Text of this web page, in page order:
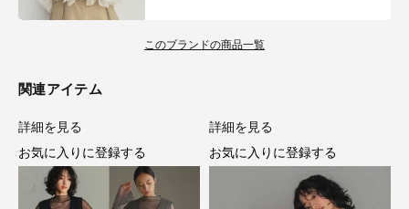
このブランドの商品一覧
関連アイテム
詳細を見る
お気に入りに登録する
詳細を見る
お気に入りに登録する